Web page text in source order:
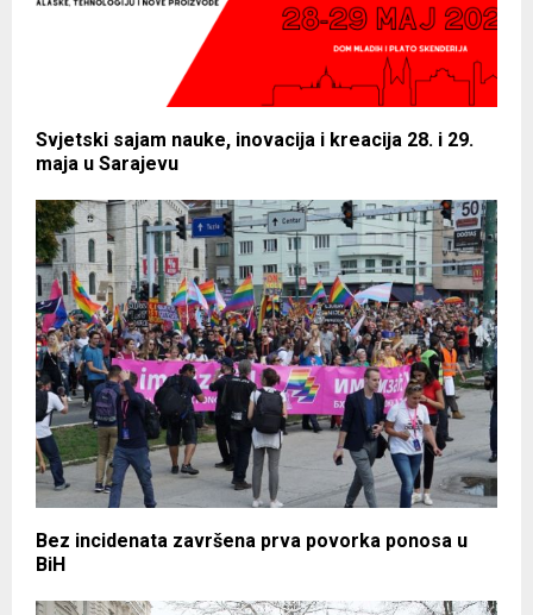
Svjetski sajam nauke, inovacija i kreacija 28. i 29.
maja u Sarajevu
Bez incidenata završena prva povorka ponosa u
BiH